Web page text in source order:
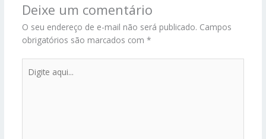
Deixe um comentário
O seu endereço de e-mail não será publicado. Campos
obrigatórios são marcados com *
aqui...